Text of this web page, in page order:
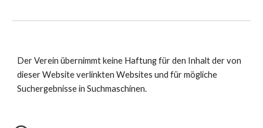
Der Verein übernimmt keine Haftung für den Inhalt der von
dieser Website verlinkten Websites und für mögliche
Suchergebnisse in Suchmaschinen.